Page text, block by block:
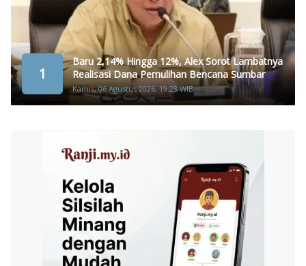
1
Baru 2,14% Hingga 12%, Alex Sorot Lambatnya
Realisasi Dana Pemulihan Bencana Sumbar
Kamis, 06 Agustus 2026, 19:23 WIB